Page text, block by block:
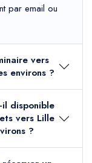
par email ou
vers
environs ?
disponible
vers Lille
?